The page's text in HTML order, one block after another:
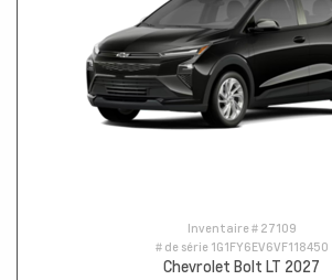
Inventaire # 27109
# de série 1G1FY6EV6VF118450
Chevrolet Bolt LT 2027